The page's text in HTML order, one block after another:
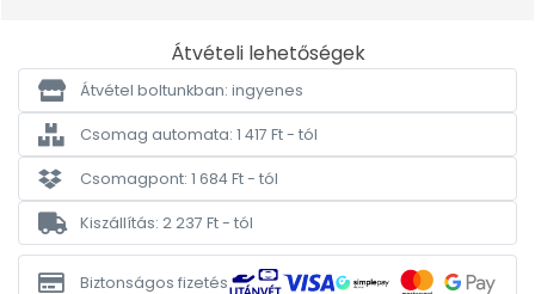
Átvételi lehetőségek
Átvétel boltunkban: ingyenes
Csomag automata: 1 417 Ft - tól
Csomagpont: 1 684 Ft - tól
Kiszállítás: 2 237 Ft - tól
Biztonságos fizetés